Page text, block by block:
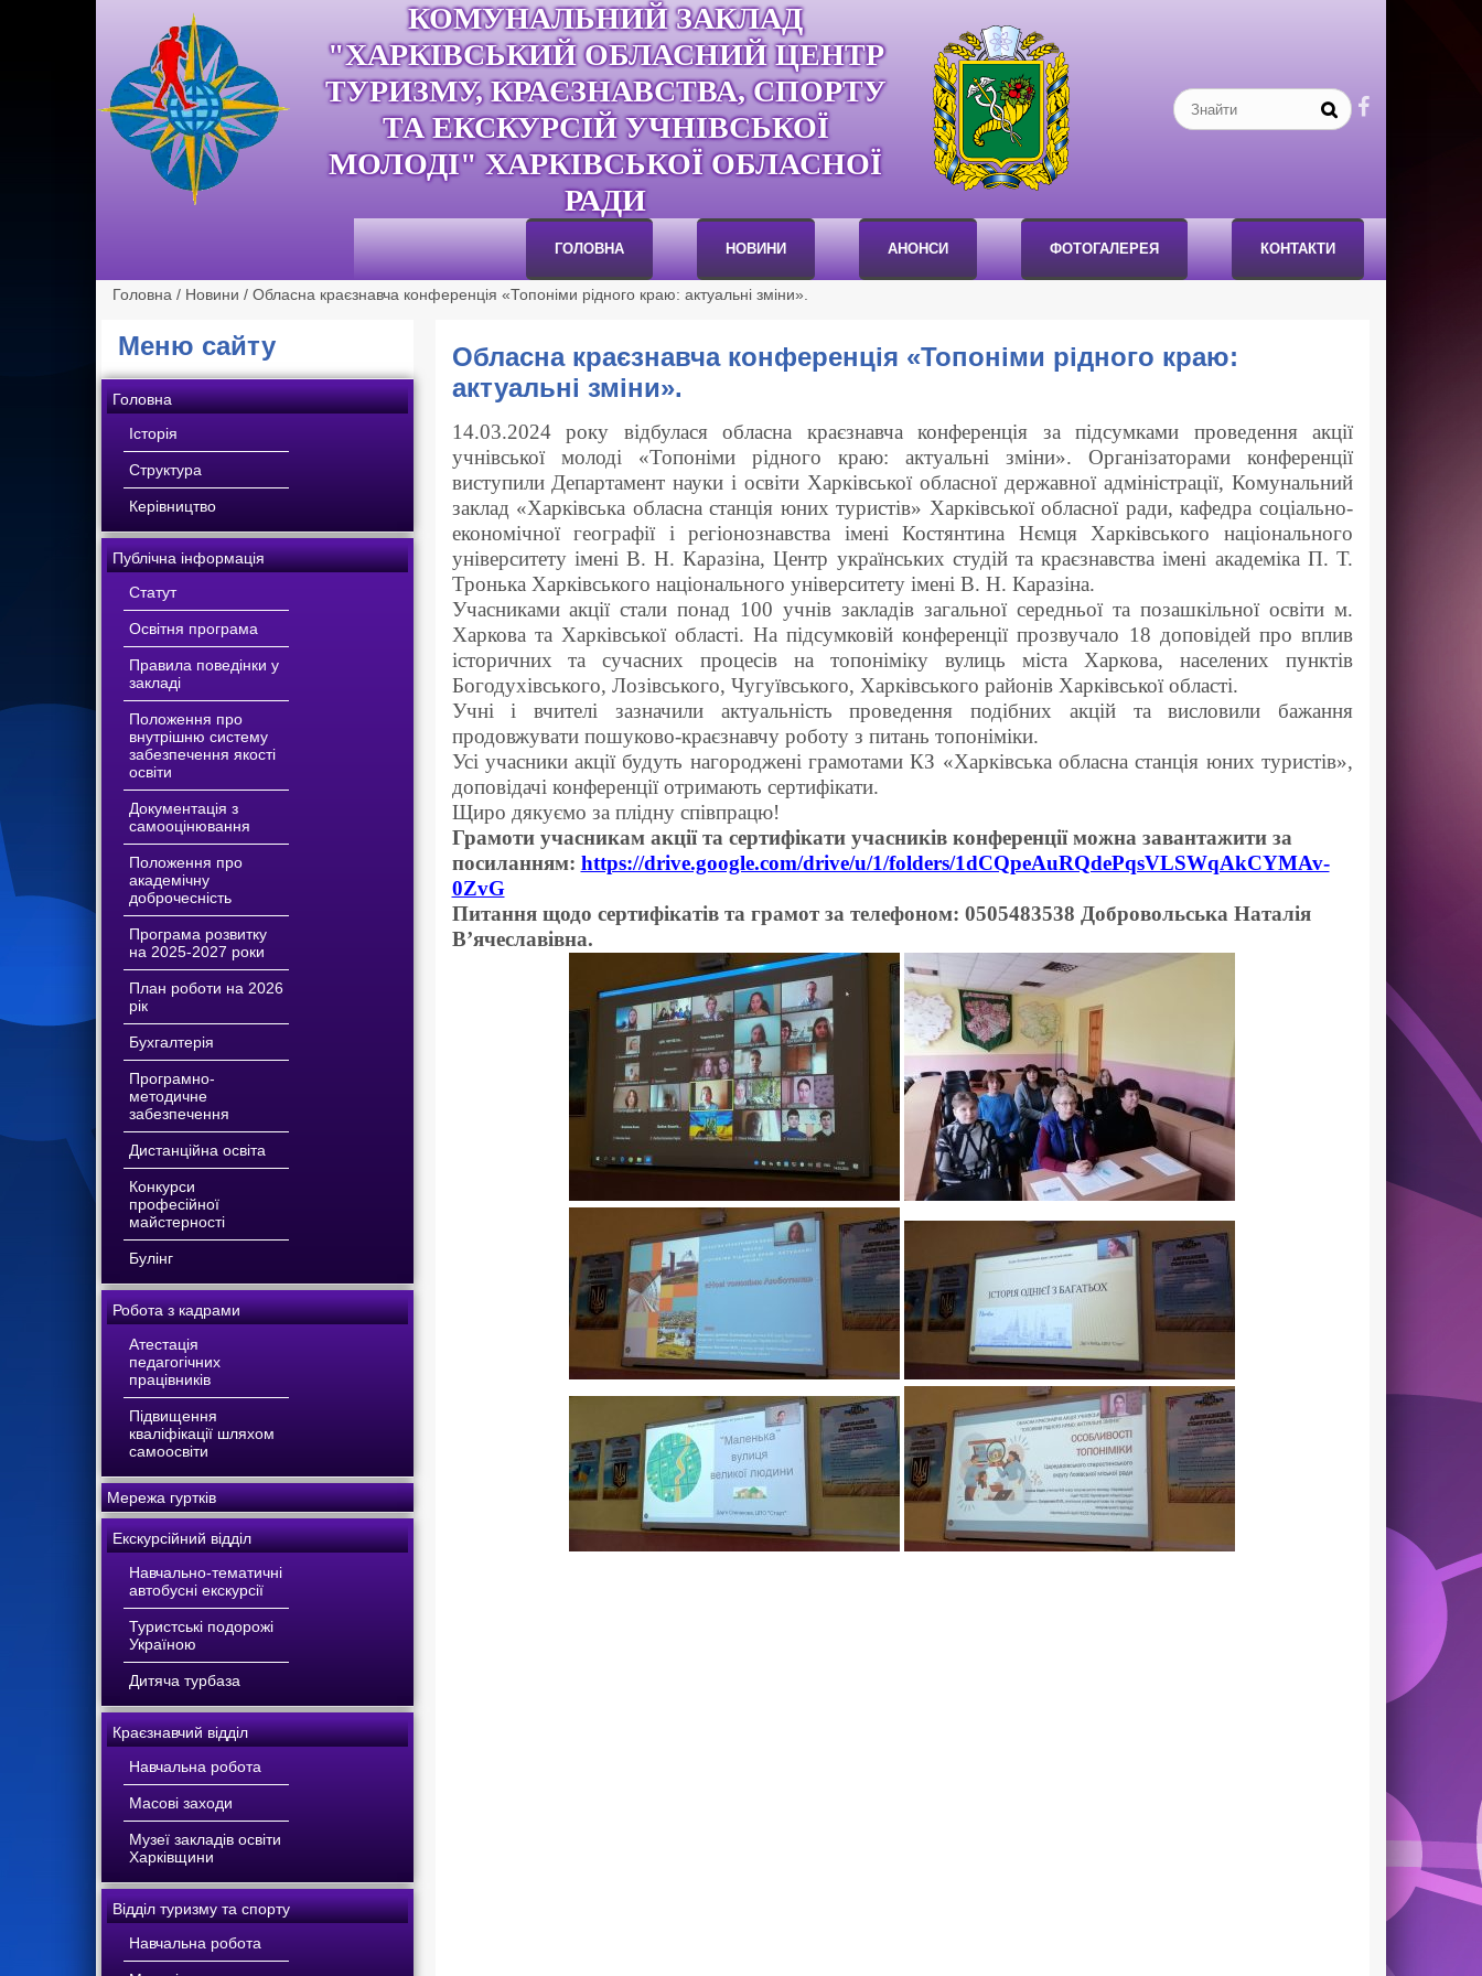
КОМУНАЛЬНИЙ ЗАКЛАД
"ХАРКІВСЬКИЙ ОБЛАСНИЙ ЦЕНТР
ТУРИЗМУ, КРАЄЗНАВСТВА, СПОРТУ
ТА ЕКСКУРСІЙ УЧНІВСЬКОЇ
МОЛОДІ" ХАРКІВСЬКОЇ ОБЛАСНОЇ
РАДИ

ГОЛОВНА НОВИНИ АНОНСИ ФОТОГАЛЕРЕЯ КОНТАКТИ
Головна / Новини / Обласна краєзнавча конференція «Топоніми рідного краю: актуальні зміни».
Меню сайту
Головна
Історія
Структура
Керівництво
Публічна інформація
Статут
Освітня програма
Правила поведінки у
закладі
Положення про
внутрішню систему
забезпечення якості
освіти
Документація з
самооцінювання
Положення про
академічну
доброчесність
Програма розвитку
на 2025-2027 роки
План роботи на 2026
рік
Бухгалтерія
Програмно-
методичне
забезпечення
Дистанційна освіта
Конкурси
професійної
майстерності
Булінг
Робота з кадрами
Атестація
педагогічних
працівників
Підвищення
кваліфікації шляхом
самоосвіти
Мережа гуртків
Екскурсійний відділ
Навчально-тематичні
автобусні екскурсії
Туристські подорожі
Україною
Дитяча турбаза
Краєзнавчий відділ
Навчальна робота
Масові заходи
Музеї закладів освіти
Харківщини
Відділ туризму та спорту
Навчальна робота
Обласна краєзнавча конференція «Топоніми рідного краю:
актуальні зміни».
14.03.2024 року відбулася обласна краєзнавча конференція за підсумками проведення акції
учнівської молоді «Топоніми рідного краю: актуальні зміни». Організаторами конференції
виступили Департамент науки і освіти Харківської обласної державної адміністрації, Комунальний
заклад «Харківська обласна станція юних туристів» Харківської обласної ради, кафедра соціально-
економічної географії і регіонознавства імені Костянтина Нємця Харківського національного
університету імені В. Н. Каразіна, Центр українських студій та краєзнавства імені академіка П. Т.
Тронька Харківського національного університету імені В. Н. Каразіна.
Учасниками акції стали понад 100 учнів закладів загальної середньої та позашкільної освіти м.
Харкова та Харківської області. На підсумковій конференції прозвучало 18 доповідей про вплив
історичних та сучасних процесів на топоніміку вулиць міста Харкова, населених пунктів
Богодухівського, Лозівського, Чугуївського, Харківського районів Харківської області.
Учні і вчителі зазначили актуальність проведення подібних акцій та висловили бажання
продовжувати пошуково-краєзнавчу роботу з питань топоніміки.
Усі учасники акції будуть нагороджені грамотами КЗ «Харківська обласна станція юних туристів»,
доповідачі конференції отримають сертифікати.
Щиро дякуємо за плідну співпрацю!
Грамоти учасникам акції та сертифікати учасників конференції можна завантажити за
посиланням: https://drive.google.com/drive/u/1/folders/1dCQpeAuRQdePqsVLSWqAkCYMAv-
0ZvG
Питання щодо сертифікатів та грамот за телефоном: 0505483538 Добровольська Наталія
В’ячеславівна.